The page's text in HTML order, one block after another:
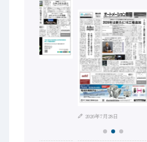
2026年7月28日